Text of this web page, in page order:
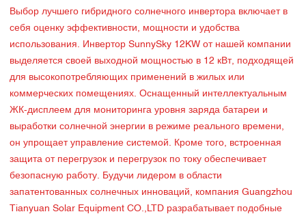
Выбор лучшего гибридного солнечного инвертора включает в
себя оценку эффективности, мощности и удобства
использования. Инвертор SunnySky 12KW от нашей компании
выделяется своей выходной мощностью в 12 кВт, подходящей
для высокопотребляющих применений в жилых или
коммерческих помещениях. Оснащенный интеллектуальным
ЖК-дисплеем для мониторинга уровня заряда батареи и
выработки солнечной энергии в режиме реального времени,
он упрощает управление системой. Кроме того, встроенная
защита от перегрузок и перегрузок по току обеспечивает
безопасную работу. Будучи лидером в области
запатентованных солнечных инноваций, компания Guangzhou
Tianyuan Solar Equipment CO.,LTD разрабатывает подобные